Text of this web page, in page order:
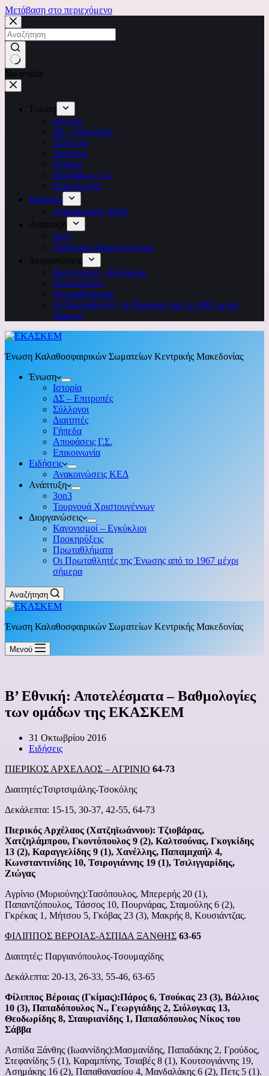
Μετάβαση στο περιεχόμενο
No results
Ένωση
Ιστορία
ΔΣ – Επιτροπές
Σύλλογοι
Διαιτητές
Γήπεδα
Αποφάσεις Γ.Σ.
Επικοινωνία
Ειδήσεις
Ανακοινώσεις ΚΕΔ
Ανάπτυξη
3on3
Τουρνουά Χριστουγέννων
Διοργανώσεις
Κανονισμοί – Εγκύκλιοι
Προκηρύξεις
Πρωταθλήματα
Οι Πρωταθλητές της Ένωσης από το 1967 μέχρι
σήμερα
Ένωση Καλαθοσφαιρικών Σωματείων Κεντρικής Μακεδονίας
Ένωση
Ιστορία
ΔΣ – Επιτροπές
Σύλλογοι
Διαιτητές
Γήπεδα
Αποφάσεις Γ.Σ.
Επικοινωνία
Ειδήσεις
Ανακοινώσεις ΚΕΔ
Ανάπτυξη
3on3
Τουρνουά Χριστουγέννων
Διοργανώσεις
Κανονισμοί – Εγκύκλιοι
Προκηρύξεις
Πρωταθλήματα
Οι Πρωταθλητές της Ένωσης από το 1967 μέχρι
σήμερα
Αναζήτηση
Ένωση Καλαθοσφαιρικών Σωματείων Κεντρικής Μακεδονίας
Μενού
Β’ Εθνική: Αποτελέσματα – Βαθμολογίες
των ομάδων της ΕΚΑΣΚΕΜ
31 Οκτωβρίου 2016
Ειδήσεις
ΠΙΕΡΙΚΟΣ ΑΡΧΕΛΑΟΣ – ΑΓΡΙΝΙΟ 64-73
Διαιτητές:Τσιρτσιμάλης-Τσοκόλης
Δεκάλεπτα: 15-15, 30-37, 42-55, 64-73
Πιερικός Αρχέλαος (Χατζηϊωάννου): Τζιοβάρας,
Χατζηλάμπρου, Γκοντόπουλος 9 (2), Καλτσούνας, Γκογκίδης
13 (2), Καραγγελίδης 9 (1), Χανέλλης, Παπαμιχαήλ 4,
Κωνσταντινίδης 10, Τσιρογιάννης 19 (1), Τσιλιγγαρίδης,
Ζιώγας
Αγρίνιο (Μυριούνης):Τασόπουλος, Μπερερής 20 (1),
Παπαντζόπουλος, Τάσσος 10, Πουρνάρας, Σταμούλης 6 (2),
Γκρέκας 1, Μήτσου 5, Γκόβας 23 (3), Μακρής 8, Κουσιάντζας.
ΦΙΛΙΠΠΟΣ ΒΕΡΟΙΑΣ-ΑΣΠΙΔΑ ΞΑΝΘΗΣ 63-65
Διαιτητές: Παργιανόπουλος-Τσουμαχίδης
Δεκάλεπτα: 20-13, 26-33, 55-46, 63-65
Φίλιππος Βέροιας (Γκίμας):Πάρος 6, Τσούκας 23 (3), Βάλλιος
10 (3), Παπαδόπουλος Ν., Γεωργιάδης 2, Σιόλογκας 13,
Θεοδωρίδης 8, Σταυριανίδης 1, Παπαδόπουλος Νίκος του
Σάββα
Ασπίδα Ξάνθης (Ιωαννίδης):Μασμανίδης, Παπαδάκης 2, Γρούδος,
Στεφανίδης 5 (1), Καραμπίνης, Τσιαβές 8 (1), Κουτσογιάννης 19,
Ασημάκης 16 (2), Παπαθανασίου 4, Μανδαλάκης 6 (2), Πετς 5 (1).